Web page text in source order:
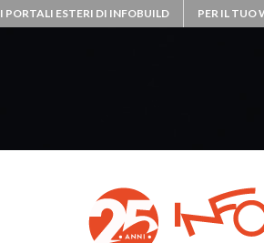
I PORTALI ESTERI DI INFOBUILD PER IL TUO